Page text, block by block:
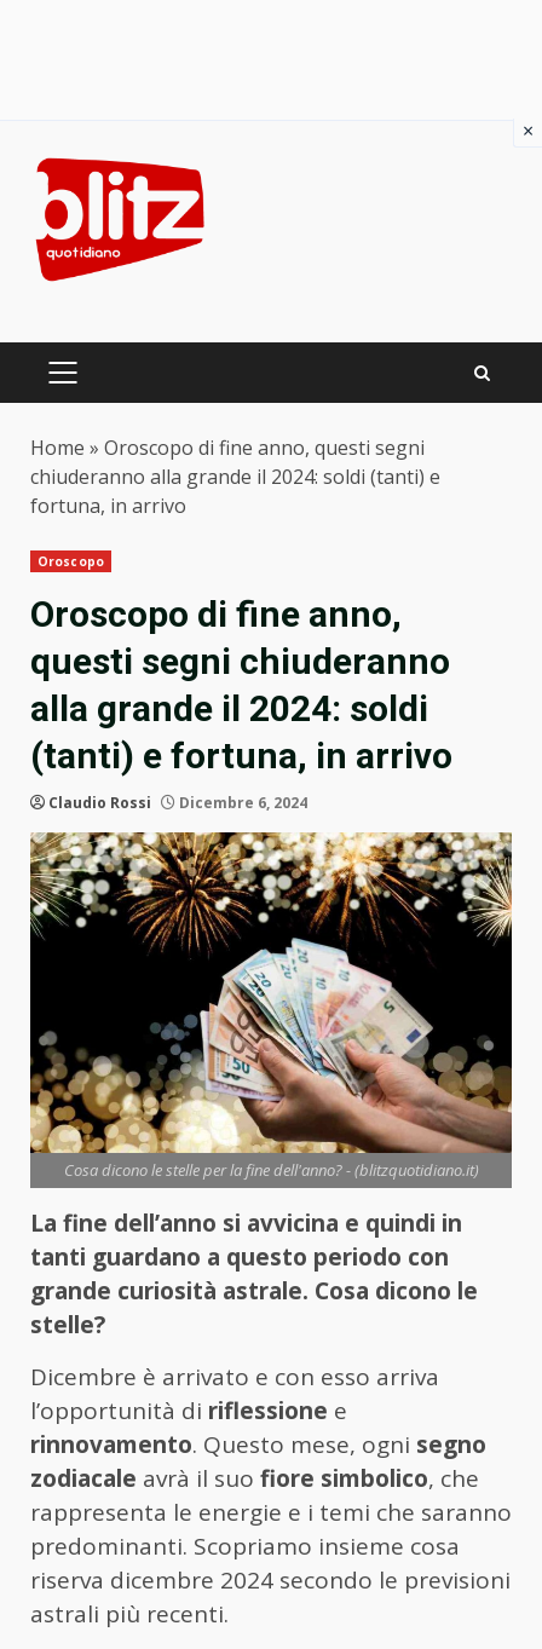
content
PRIMARY
Home » Oroscopo di fine anno, questi segni
chiuderanno alla grande il 2024: soldi (tanti) e
fortuna, in arrivo
Oroscopo
Oroscopo di fine anno,
questi segni chiuderanno
alla grande il 2024: soldi
(tanti) e fortuna, in arrivo
Claudio Rossi Dicembre 6, 2024
Cosa dicono le stelle per la fine dell'anno? - (blitzquotidiano.it)
La fine dell’anno si avvicina e quindi in
tanti guardano a questo periodo con
grande curiosità astrale. Cosa dicono le
stelle?
Dicembre è arrivato e con esso arriva
l’opportunità di riflessione e
rinnovamento. Questo mese, ogni segno
zodiacale avrà il suo fiore simbolico, che
rappresenta le energie e i temi che saranno
predominanti. Scopriamo insieme cosa
riserva dicembre 2024 secondo le previsioni
astrali più recenti.
×